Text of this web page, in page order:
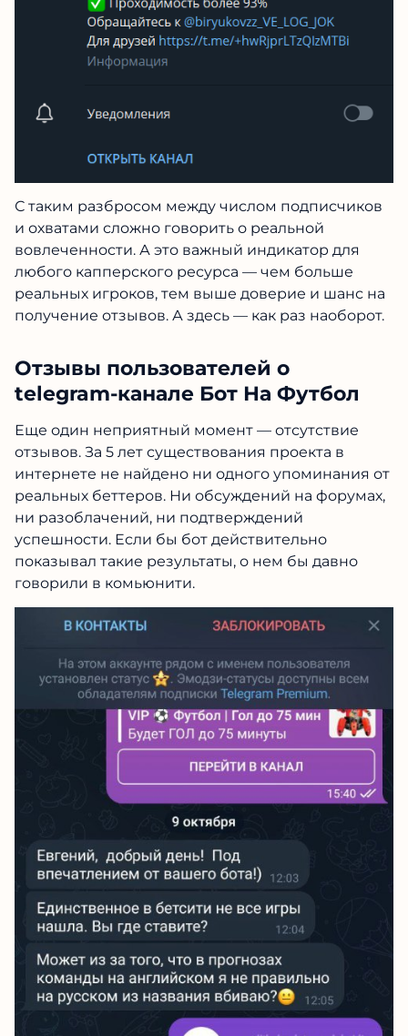
С таким разбросом между числом подписчиков
и охватами сложно говорить о реальной
вовлеченности. А это важный индикатор для
любого капперского ресурса — чем больше
реальных игроков, тем выше доверие и шанс на
получение отзывов. А здесь — как раз наоборот.
Отзывы пользователей о
telegram-канале Бот На Футбол
Еще один неприятный момент — отсутствие
отзывов. За 5 лет существования проекта в
интернете не найдено ни одного упоминания от
реальных беттеров. Ни обсуждений на форумах,
ни разоблачений, ни подтверждений
успешности. Если бы бот действительно
показывал такие результаты, о нем бы давно
говорили в комьюнити.